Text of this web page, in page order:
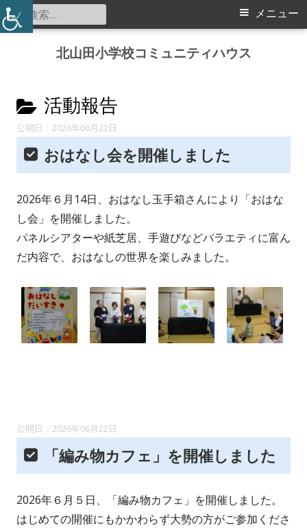
北山田小学校コミュニティハウス
メ
メニュー
検
索:
カ
テ
ゴ
リ
ー:
活動報告
2026年06月22日
おはなし会を開催しました
2026年６月14日、おはなし玉手箱さんにより「おはな
し会」を開催しました。
パネルシアターや紙芝居、手遊びなどバラエティに富ん
だ内容で、おはなしの世界を楽しみました。
2026年06月22日
「編み物カフェ」を開催しました
2026年６月５日、「編み物カフェ」を開催しました。
はじめての開催にもかかわらず大勢の方がご参加くださ